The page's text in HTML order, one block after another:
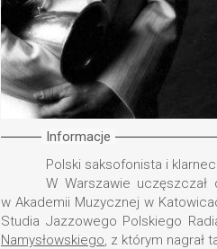
Informacje
Polski saksofonista i
W Warszawie
w Akademii Muzycznej w
Studia Jazzowego Polskiego
Namysłowskiego, z którym nagrał